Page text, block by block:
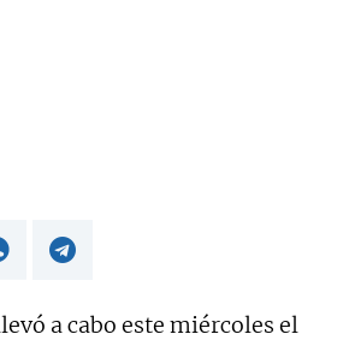
a cabo este miércoles el